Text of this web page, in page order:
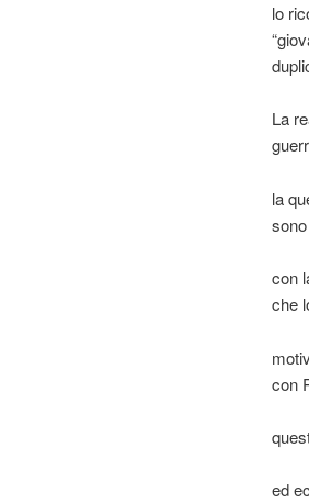
lo
La
la
con
che
con
ed